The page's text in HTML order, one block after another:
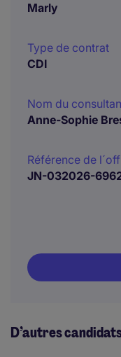
Marly
Type de contrat
CDI
Nom du
Anne-Sophie
Référence de
JN-032026-
D’autres